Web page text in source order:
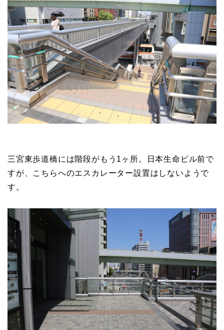
三宮東歩道橋には階段がもう1ヶ所。日本生命ビル前で
すが、こちらへのエスカレーター設置はしないようで
す。